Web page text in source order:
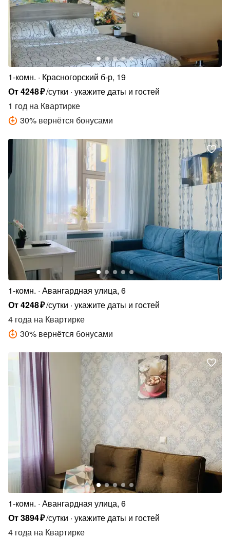
1-комн.
Красногорский б-р, 19
От4248₽/сутки укажите даты и гостей
1 год на Квартирке
30% вернётся бонусами
1-комн. Авангардная улица, 6
От4248₽/сутки укажите даты и гостей
4 года на Квартирке
30% вернётся бонусами
1-комн. Авангардная улица, 6
От3894₽/сутки укажите даты и гостей
4 года на Квартирке